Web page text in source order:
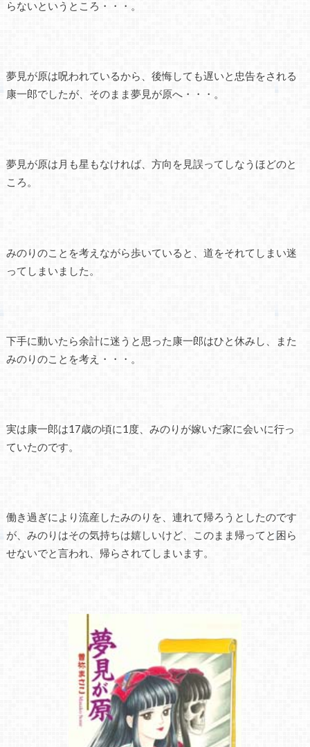
らないというところ・・・。
夢見が原は呪われているから、後悔しても遅いと忠告をされる
康一郎でしたが、そのまま夢見が原へ・・・。
夢見が原は月も星もなければ、方向を見誤ってしなうほどのと
ころ。
みのりのことを考えながら歩いていると、道をそれてしまい迷
ってしまいました。
下手に動いたら余計に迷うと思った康一郎はひと休みし、また
みのりのことを考え・・・。
実は康一郎は17歳の頃に1度、みのりが嫁いだ家に会いに行っ
ていたのです。
働き過ぎにより流産したみのりを、連れて帰ろうとしたのです
が、みのりはその気持ちは嬉しいけど、このまま帰ってと困ら
せないでと言われ、帰らされてしまいます。